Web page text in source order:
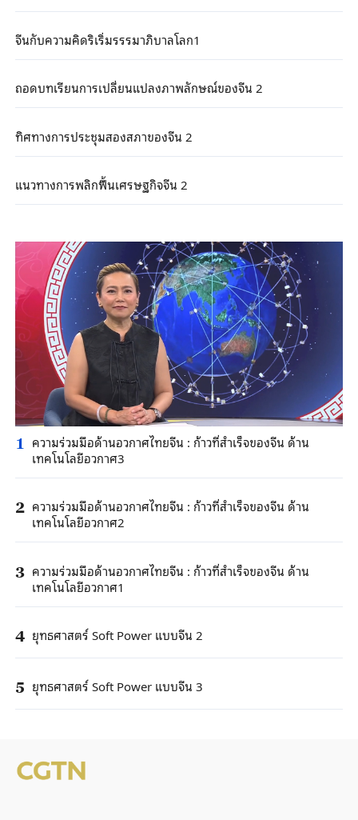
จีนกับความคิดริเริ่มรรรมาภิบาลโลก1
ถอดบทเรียนการเปลี่ยนแปลงภาพลักษณ์ของจีน 2
ทิศทางการประชุมสองสภาของจีน 2
แนวทางการพลิกฟื้นเศรษฐกิจจีน 2
1 ความร่วมมือด้านอวกาศไทยจีน : ก้าวที่สำเร็จของจีน ด้าน
เทคโนโลยีอวกาศ3
2 ความร่วมมือด้านอวกาศไทยจีน : ก้าวที่สำเร็จของจีน ด้าน
เทคโนโลยีอวกาศ2
3 ความร่วมมือด้านอวกาศไทยจีน : ก้าวที่สำเร็จของจีน ด้าน
เทคโนโลยีอวกาศ1
4 ยุทธศาสตร์ Soft Power แบบจีน 2
5 ยุทธศาสตร์ Soft Power แบบจีน 3